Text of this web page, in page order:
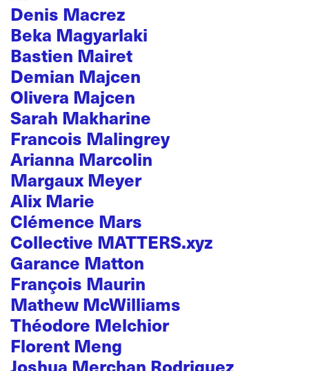
Denis Macrez
Beka Magyarlaki
Bastien Mairet
Demian Majcen
Olivera Majcen
Sarah Makharine
Francois Malingrey
Arianna Marcolin
Margaux Meyer
Alix Marie
Clémence Mars
Collective MATTERS.xyz
Garance Matton
François Maurin
Mathew McWilliams
Théodore Melchior
Florent Meng